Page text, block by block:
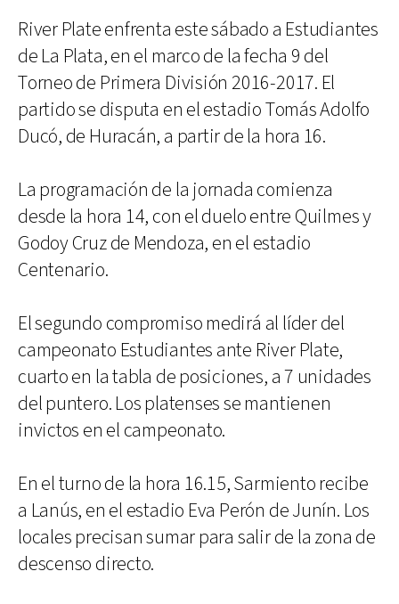
River Plate enfrenta este sábado a Estudiantes
de La Plata, en el marco de la fecha 9 del
Torneo de Primera División 2016-2017. El
partido se disputa en el estadio Tomás Adolfo
Ducó, de Huracán, a partir de la hora 16.
La programación de la jornada comienza
desde la hora 14, con el duelo entre Quilmes y
Godoy Cruz de Mendoza, en el estadio
Centenario.
El segundo compromiso medirá al líder del
campeonato Estudiantes ante River Plate,
cuarto en la tabla de posiciones, a 7 unidades
del puntero. Los platenses se mantienen
invictos en el campeonato.
En el turno de la hora 16.15, Sarmiento recibe
a Lanús, en el estadio Eva Perón de Junín. Los
locales precisan sumar para salir de la zona de
descenso directo.